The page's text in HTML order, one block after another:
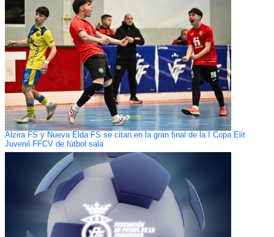
Alzira FS y Nueva Elda FS se citan en la gran final de la I Copa Elit
Juvenil FFCV de fútbol sala